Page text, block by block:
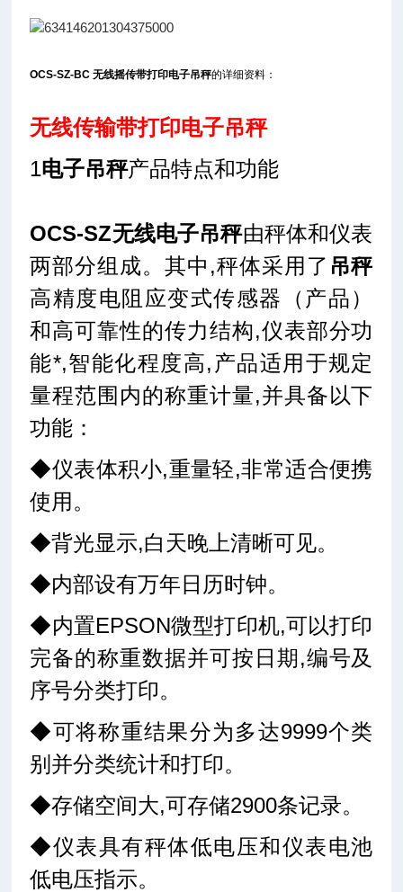
OCS-SZ-BC 无线摇传带打印电子吊秤的详细资料：
无线传输带打印电子吊秤
1电子吊秤产品特点和功能
OCS-SZ无线电子吊秤由秤体和仪表
两部分组成。其中,秤体采用了 吊秤
高精度电阻应变式传感器（产品）
和高可靠性的传力结构,仪表部分功
能*,智能化程度高,产品适用于规定
量程范围内的称重计量,并具备以下
功能：
◆仪表体积小,重量轻,非常适合便携
使用。
◆背光显示,白天晚上清晰可见。
◆内部设有万年日历时钟。
◆内置EPSON微型打印机,可以打印
完备的称重数据并可按日期,编号及
序号分类打印。
◆可将称重结果分为多达9999个类
别并分类统计和打印。
◆存储空间大,可存储2900条记录。
◆仪表具有秤体低电压和仪表电池
低电压指示。